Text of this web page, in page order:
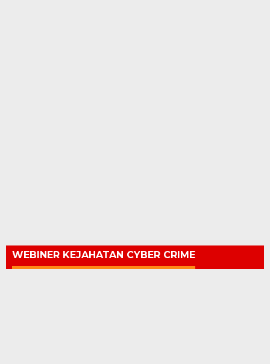
WEBINER KEJAHATAN CYBER CRIME